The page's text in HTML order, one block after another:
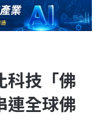
科技「佛
連全球佛